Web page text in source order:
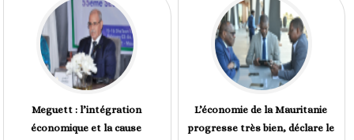
Meguett : l’intégration
économique et la cause
L’économie de la Mauritanie
progresse très bien, déclare le